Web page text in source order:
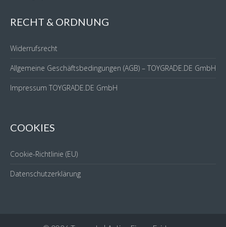
RECHT & ORDNUNG
Widerrufsrecht
Allgemeine Geschäftsbedingungen (AGB) – TOYGRADE.DE GmbH
Impressum TOYGRADE.DE GmbH
COOKIES
Cookie-Richtlinie (EU)
Datenschutzerklärung